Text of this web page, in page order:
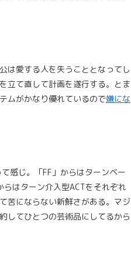
は愛する人を失うこととなってし
立て直して計画を遂行する。とま
ムがかなり優れているので嫌にな
感じ。「FF」からはターンベー
はターン介入型ACTをそれぞれ
苦にならない新鮮さがある。マジ
してひとつの芸術品にしてるから